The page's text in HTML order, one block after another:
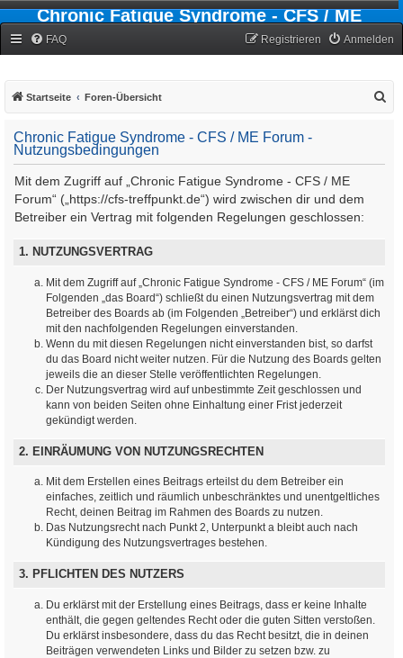
Chronic Fatigue Syndrome - CFS / ME
FAQ Anmelden
Registrieren
Startseite Foren-Übersicht
Chronic Fatigue Syndrome - CFS / ME Forum -
Nutzungsbedingungen
Mit dem Zugriff auf „Chronic Fatigue Syndrome - CFS / ME
Forum“ („https://cfs-treffpunkt.de“) wird zwischen dir und dem
Betreiber ein Vertrag mit folgenden Regelungen geschlossen:
1. NUTZUNGSVERTRAG
Mit dem Zugriff auf „Chronic Fatigue Syndrome - CFS / ME Forum“ (im
Folgenden „das Board“) schließt du einen Nutzungsvertrag mit dem
Betreiber des Boards ab (im Folgenden „Betreiber“) und erklärst dich
mit den nachfolgenden Regelungen einverstanden.
Wenn du mit diesen Regelungen nicht einverstanden bist, so darfst
du das Board nicht weiter nutzen. Für die Nutzung des Boards gelten
jeweils die an dieser Stelle veröffentlichten Regelungen.
Der Nutzungsvertrag wird auf unbestimmte Zeit geschlossen und
kann von beiden Seiten ohne Einhaltung einer Frist jederzeit
gekündigt werden.
2. EINRÄUMUNG VON NUTZUNGSRECHTEN
Mit dem Erstellen eines Beitrags erteilst du dem Betreiber ein
einfaches, zeitlich und räumlich unbeschränktes und unentgeltliches
Recht, deinen Beitrag im Rahmen des Boards zu nutzen.
Das Nutzungsrecht nach Punkt 2, Unterpunkt a bleibt auch nach
Kündigung des Nutzungsvertrages bestehen.
3. PFLICHTEN DES NUTZERS
Du erklärst mit der Erstellung eines Beitrags, dass er keine Inhalte
enthält, die gegen geltendes Recht oder die guten Sitten verstoßen.
Du erklärst insbesondere, dass du das Recht besitzt, die in deinen
Beiträgen verwendeten Links und Bilder zu setzen bzw. zu